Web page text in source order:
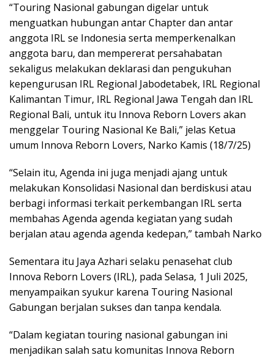
“Touring Nasional gabungan digelar untuk
menguatkan hubungan antar Chapter dan antar
anggota IRL se Indonesia serta memperkenalkan
anggota baru, dan mempererat persahabatan
sekaligus melakukan deklarasi dan pengukuhan
kepengurusan IRL Regional Jabodetabek, IRL Regional
Kalimantan Timur, IRL Regional Jawa Tengah dan IRL
Regional Bali, untuk itu Innova Reborn Lovers akan
menggelar Touring Nasional Ke Bali,” jelas Ketua
umum Innova Reborn Lovers, Narko Kamis (18/7/25)
“Selain itu, Agenda ini juga menjadi ajang untuk
melakukan Konsolidasi Nasional dan berdiskusi atau
berbagi informasi terkait perkembangan IRL serta
membahas Agenda agenda kegiatan yang sudah
berjalan atau agenda agenda kedepan,” tambah Narko
Sementara itu Jaya Azhari selaku penasehat club
Innova Reborn Lovers (IRL), pada Selasa, 1 Juli 2025,
menyampaikan syukur karena Touring Nasional
Gabungan berjalan sukses dan tanpa kendala.
“Dalam kegiatan touring nasional gabungan ini
menjadikan salah satu komunitas Innova Reborn